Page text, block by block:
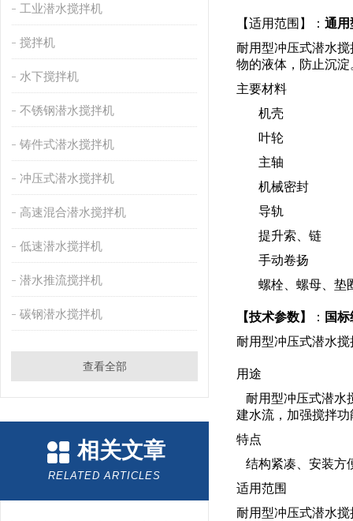
工业潜水搅拌机
搅拌机
水下搅拌机
不锈钢潜水搅拌机
铸件式潜水搅拌机
冲压式潜水搅拌机
高速混合潜水搅拌机
低速潜水搅拌机
潜水推流搅拌机
碳钢潜水搅拌机
查看全部
相关文章
RELATED ARTICLES
【适用范围】： 通用
耐用型冲压式潜水
物的液体，防止沉淀
主要材料
机壳 不
叶轮 不
主轴
机械密封 耐
导轨 不
提升索、链
手动卷
螺栓、螺母、
【技术参数】 ： 国
耐用型冲压式潜水搅
用途
耐用型冲压式潜水
建水流，加强搅拌
特点
结构紧凑、安装方
适用范围
耐用型冲压式潜水